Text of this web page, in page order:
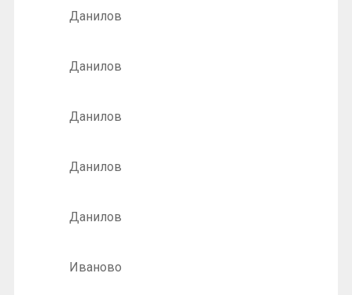
Данилов
Данилов
Данилов
Данилов
Данилов
Иваново